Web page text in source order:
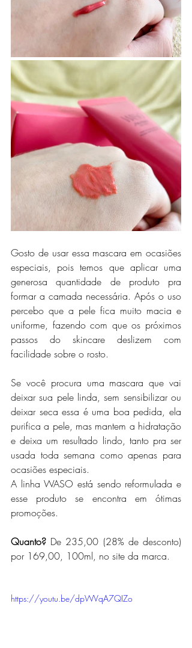
Gosto de usar essa mascara em ocasiões
especiais, pois temos que aplicar uma
generosa quantidade de produto pra
formar a camada necessária. Após o uso
percebo que a pele fica muito macia e
uniforme, fazendo com que os próximos
passos do skincare deslizem com
facilidade sobre o rosto.
Se você procura uma mascara que vai
deixar sua pele linda, sem sensibilizar ou
deixar seca essa é uma boa pedida, ela
purifica a pele, mas mantem a hidratação
e deixa um resultado lindo, tanto pra ser
usada toda semana como apenas para
ocasiões especiais.
A linha WASO está sendo reformulada e
esse produto se encontra em ótimas
promoções.
Quanto? De 235,00 (28% de desconto)
por 169,00, 100ml, no site da marca.
https://youtu.be/dpWVqA7QIZo